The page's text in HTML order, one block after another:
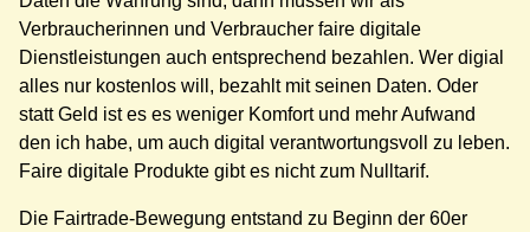
Verbraucherinnen und Verbraucher faire digitale
Dienstleistungen auch entsprechend bezahlen. Wer digial
alles nur kostenlos will, bezahlt mit seinen Daten. Oder
statt Geld ist es es weniger Komfort und mehr Aufwand
den ich habe, um auch digital verantwortungsvoll zu leben.
Faire digitale Produkte gibt es nicht zum Nulltarif.
Die Fairtrade-Bewegung entstand zu Beginn der 60er